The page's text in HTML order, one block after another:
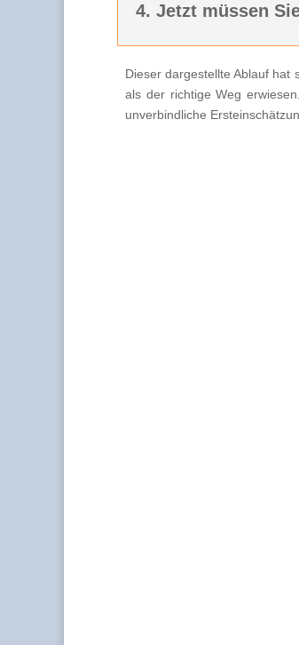
4. Jetzt müssen
Dieser dargestellte Ablauf hat
als der richtige Weg
unverbindliche